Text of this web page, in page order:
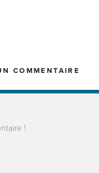
COMMENTAIRE
!